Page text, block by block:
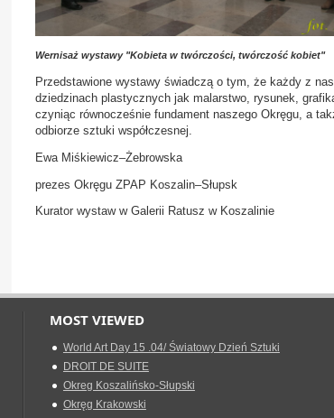
Wernisaż wystawy "Kobieta w twórczości, twórczość kobiet"
Przedstawione wystawy świadczą o tym, że każdy z
dziedzinach plastycznych jak malarstwo, rysunek,
czyniąc równocześnie fundament naszego Okręgu, a
odbiorze sztuki współczesnej.
Ewa Miśkiewicz–Żebrowska
prezes Okręgu ZPAP Koszalin–Słupsk
Kurator wystaw w Galerii Ratusz w Koszalinie
MOST VIEWED
World Art Day 15 .04/ Światowy Dzień Sztuki
DROIT DE SUITE
Okreg Koszalińsko-Słupski
Okręg Krakowski